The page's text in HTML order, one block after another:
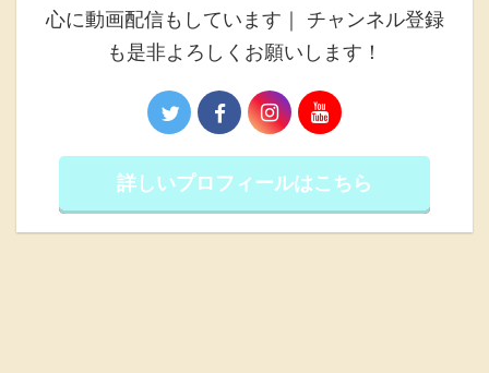
心に動画配信もしています｜ チャンネル登録
も是非よろしくお願いします！
詳しいプロフィールはこちら